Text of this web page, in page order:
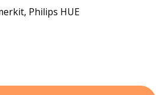
, Philips HUE